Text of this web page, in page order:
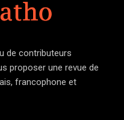
de contributeurs
proposer une revue de
francophone et